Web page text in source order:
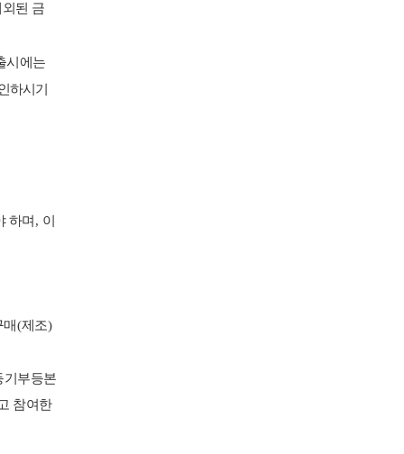
된 금
시에는
하시기
하며 , 이
(제조)
기부등본
참여한